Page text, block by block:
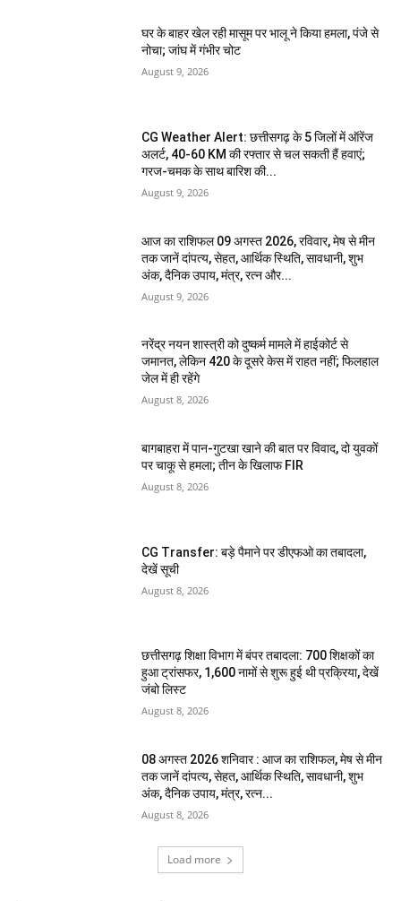
घर के बाहर खेल रही मासूम पर भालू ने किया हमला, पंजे से
नोचा; जांघ में गंभीर चोट
August 9, 2026
CG Weather Alert: छत्तीसगढ़ के 5 जिलों में ऑरेंज
अलर्ट, 40-60 KM की रफ्तार से चल सकती हैं हवाएं;
गरज-चमक के साथ बारिश की...
August 9, 2026
आज का राशिफल 09 अगस्त 2026, रविवार, मेष से मीन
तक जानें दांपत्य, सेहत, आर्थिक स्थिति, सावधानी, शुभ
अंक, दैनिक उपाय, मंत्र, रत्न और...
August 9, 2026
नरेंद्र नयन शास्त्री को दुष्कर्म मामले में हाईकोर्ट से
जमानत, लेकिन 420 के दूसरे केस में राहत नहीं; फिलहाल
जेल में ही रहेंगे
August 8, 2026
बागबाहरा में पान-गुटखा खाने की बात पर विवाद, दो युवकों
पर चाकू से हमला; तीन के खिलाफ FIR
August 8, 2026
CG Transfer: बड़े पैमाने पर डीएफओ का तबादला,
देखें सूची
August 8, 2026
छत्तीसगढ़ शिक्षा विभाग में बंपर तबादला: 700 शिक्षकों का
हुआ ट्रांसफर, 1,600 नामों से शुरू हुई थी प्रक्रिया, देखें
जंबो लिस्ट
August 8, 2026
08 अगस्त 2026 शनिवार : आज का राशिफल, मेष से मीन
तक जानें दांपत्य, सेहत, आर्थिक स्थिति, सावधानी, शुभ
अंक, दैनिक उपाय, मंत्र, रत्न...
August 8, 2026
Load more